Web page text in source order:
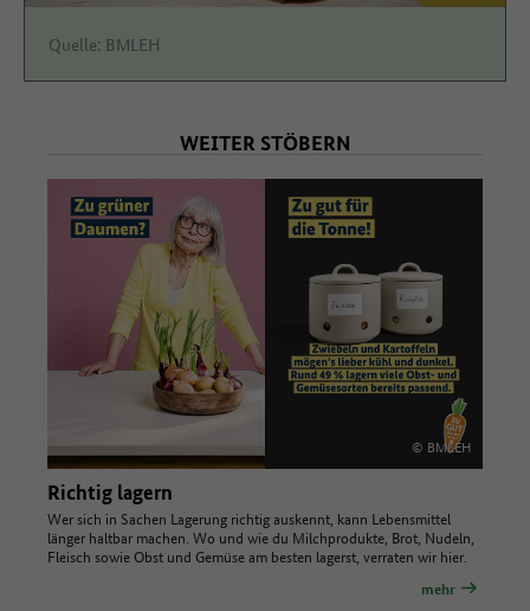
Quelle: BMLEH
WEITER STÖBERN
© BMLEH
Richtig lagern
Wer sich in Sachen Lagerung richtig auskennt, kann Lebensmittel
länger haltbar machen. Wo und wie du Milchprodukte, Brot, Nudeln,
Fleisch sowie Obst und Gemüse am besten lagerst, verraten wir hier.
mehr